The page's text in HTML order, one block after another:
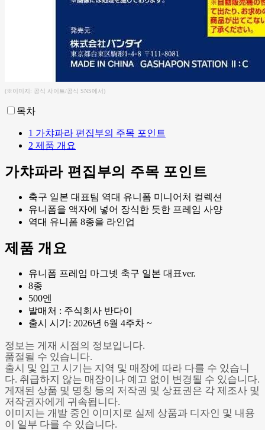
(※이미지: 공식 사이트/공식 SNS에서)
목차
1 가챠파라 편집부의 주목 포인트
2 제품 개요
가챠파라 편집부의 주목 포인트
축구 일본 대표팀 역대 유니폼 미니어처 컬렉션
유니폼을 액자에 넣어 장식한 듯한 프레임 사양
역대 유니폼 8종을 라인업
제품 개요
유니폼 프레임 마그넷 축구 일본 대표ver.
8종
500엔
발매처 : 주식회사 반다이
출시 시기: 2026년 6월 4주차 ~
정보는 게재 시점의 정보입니다.
품절될 수 있습니다.
출시 및 입고 시기는 지역 및 매장에 따라 다를 수 있습니
다. 취급하지 않는 매장이나 예고 없이 변경될 수 있습니다.
게재된 상품 및 명칭 등의 저작권 및 상표권은 각 제조사 및
저작권자에게 귀속됩니다.
이미지는 개발 중인 이미지로 실제 상품과 디자인 및 내용
이 일부 다를 수 있습니다.